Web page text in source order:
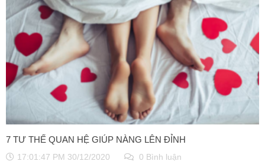
7 TƯ THẾ QUAN HỆ GIÚP NÀNG LÊN ĐỈNH
17:01:47 PM 30/12/2020 0 Bình luận